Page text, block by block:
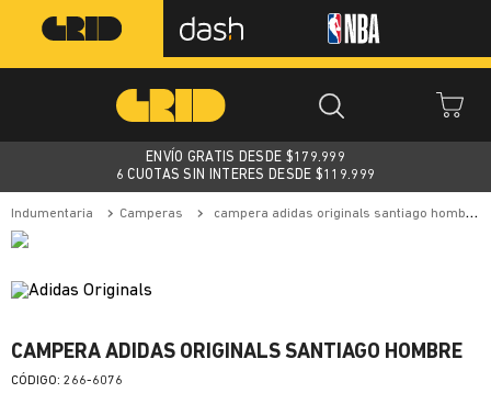
ENVÍO GRATIS DESDE $179.999
6 CUOTAS SIN INTERES DESDE $119.999
indumentaria camperas campera adidas originals santiago hombre
CAMPERA ADIDAS ORIGINALS SANTIAGO HOMBRE
: 266-6076